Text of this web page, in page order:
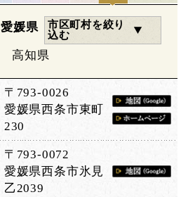
愛媛県
市区町村を絞り
込む
高知県
〒793-0026
愛媛県西条市東町
230
〒793-0072
愛媛県西条市氷見
乙2039